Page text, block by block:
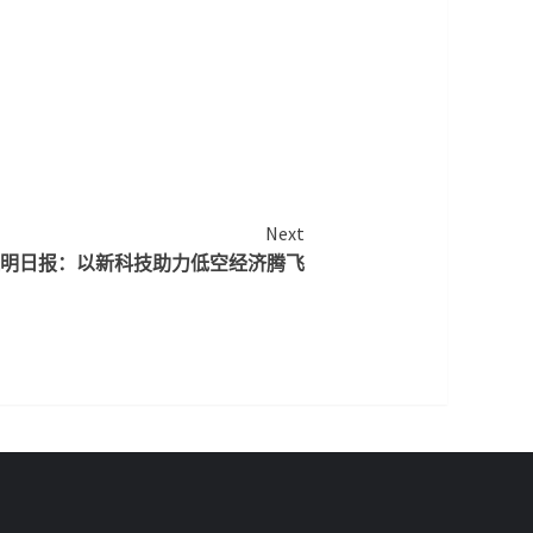
Next
日报：以新科技助力低空经济腾飞